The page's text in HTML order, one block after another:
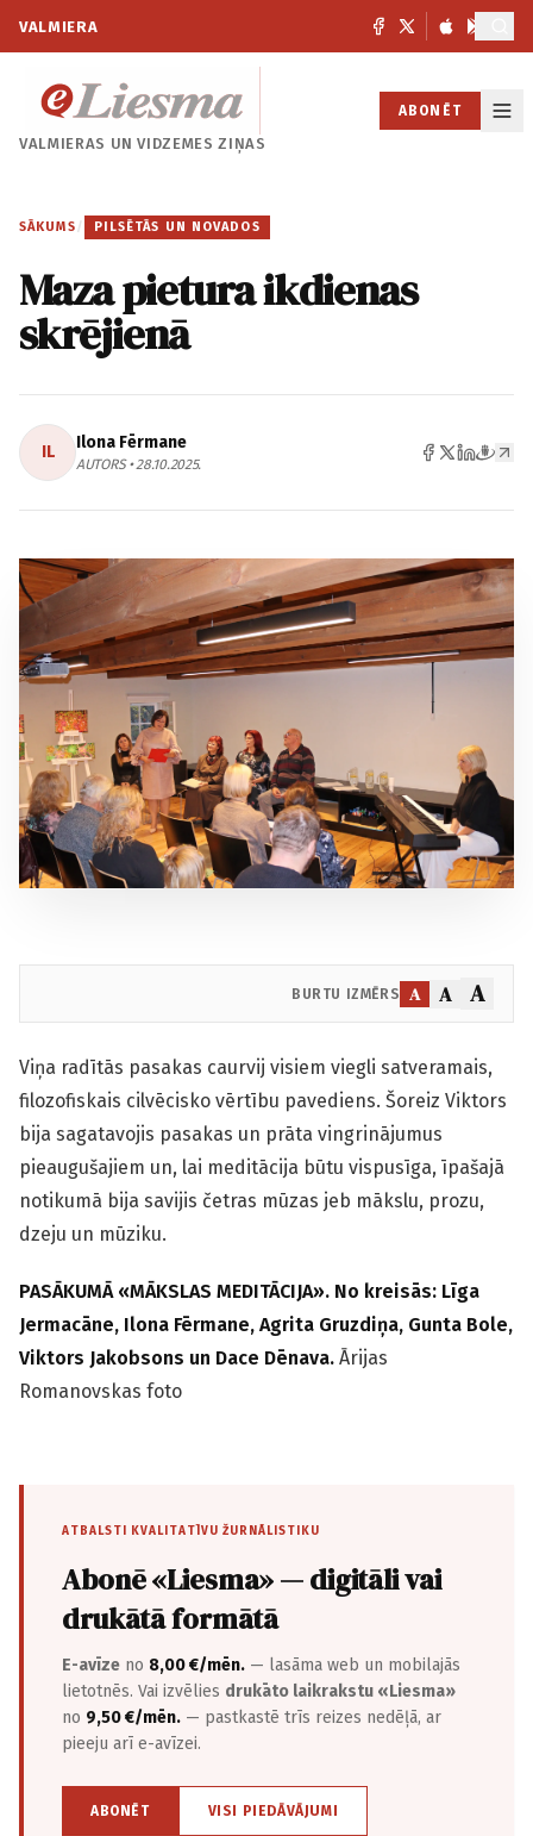
VALMIERA
VALMIERAS UNVIDZEMES ZIŅAS
ABONĒT
SĀKUMS / PILSĒTĀS UN NOVADOS
Maza pietura ikdienas
skrējienā
IL Ilona Fērmane
AUTORS • 28.10.2025.
BURTU IZMĒRS A A A
Viņa radītās pasakas caurvij visiem viegli satveramais,
filozofiskais cilvēcisko vērtību pavediens. Šoreiz Viktors
bija sagatavojis pasakas un prāta vingrinājumus
pieaugušajiem un, lai meditācija būtu vispusīga, īpašajā
notikumā bija savijis četras mūzas jeb mākslu, prozu,
dzeju un mūziku.
PASĀKUMĀ «MĀKSLAS MEDITĀCIJA». No kreisās: Līga
Jermacāne, Ilona Fērmane, Agrita Gruzdiņa, Gunta Bole,
Viktors Jakobsons un Dace Dēnava. Ārijas
Romanovskas foto
ATBALSTI KVALITATĪVU ŽURNĀLISTIKU
Abonē «Liesma» — digitāli vai
drukātā formātā
E-avīze no 8,00 €/mēn. — lasāma web un mobilajās
lietotnēs. Vai izvēlies drukāto laikrakstu «Liesma»
no 9,50 €/mēn. — pastkastē trīs reizes nedēļā, ar
pieeju arī e-avīzei.
ABONĒT VISI PIEDĀVĀJUMI